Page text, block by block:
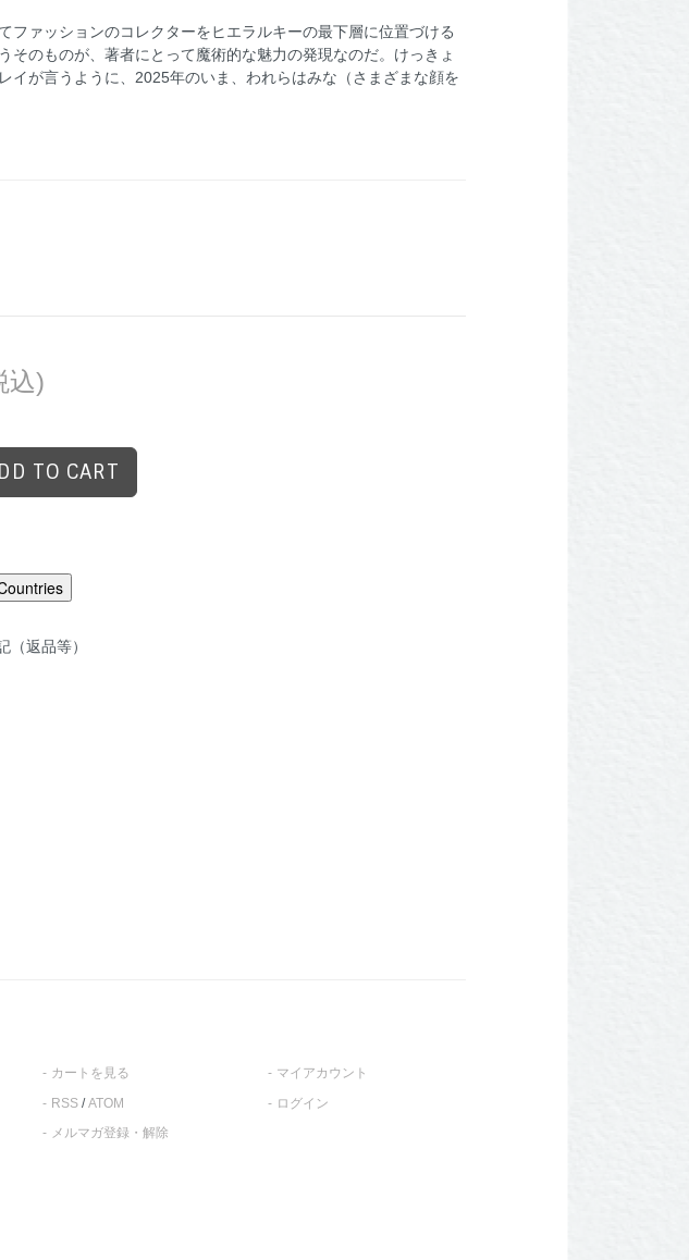
ァッションのコレクターをヒエラルキーの最下層に位置づける
のものが、著者にとって魔術的な魅力の発現なのだ。けっきょ
イが言うように、2025年のいま、われらはみな（さまざまな顔を
込)
TO CART
（返品等）
カートを見る
RSS/ATOM
メルマガ登録・解除
マイアカウント
ログイン